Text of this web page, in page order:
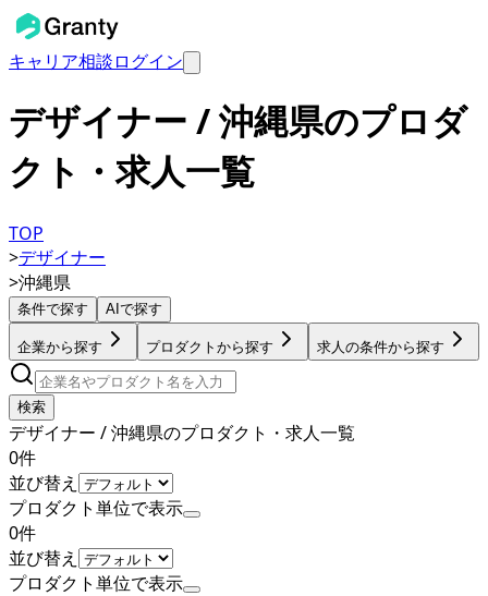
キャリア相談ログイン
デザイナー / 沖縄県のプロダ
クト・求人一覧
TOP
>デザイナー
>沖縄県
条件で探す AIで探す
企業から探す プロダクトから探す 求人の条件から探す
検索
デザイナー / 沖縄県のプロダクト・求人一覧
0件
並び替え
プロダクト単位で表示
0件
並び替え
プロダクト単位で表示